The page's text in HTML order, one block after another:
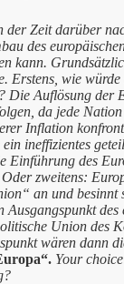
der Zeit darüber
des
kann.
Erstens, wie
Die Auflösung der
da jede
Inflation
ineffizientes
Einführung des
zweitens:
an und besinnt
Ausgangspunkt des
Union des
wären dann
Your